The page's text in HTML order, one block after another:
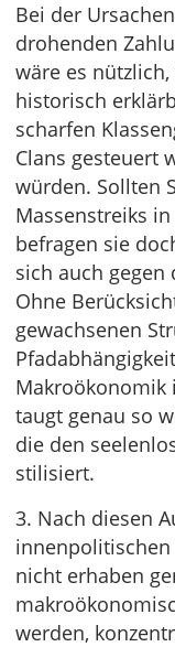
Bei der
drohenden
wäre es
historisch
scharfen
Clans gesteuert
würden. Sollten
Massen­streiks
befragen sie
sich auch
Ohne
gewachsenen
Makroökonomik
taugt genau so
die den
stilisiert.
3. Nach diesen
nicht erhaben
werden,